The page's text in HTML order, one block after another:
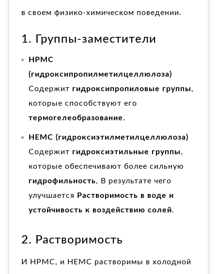
в своем физико-химическом поведении.
1. Группы-заместители
HPMC
(гидроксипропилметилцеллюлоза)
Содержит гидроксипропиловые группы,
которые способствуют его
термогелеобразование.
HEMC (гидроксиэтилметилцеллюлоза)
Содержит гидроксиэтильные группы,
которые обеспечивают более сильную
гидрофильность, В результате чего
улучшается
Растворимость в воде и
устойчивость к воздействию солей.
2. Растворимость
И HPMC, и HEMC растворимы в холодной